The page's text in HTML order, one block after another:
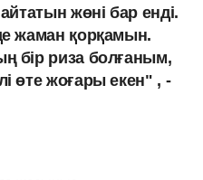
жөні бар енді.
жаман қорқамын.
бір риза болғаным,
өте жоғары екен" , -